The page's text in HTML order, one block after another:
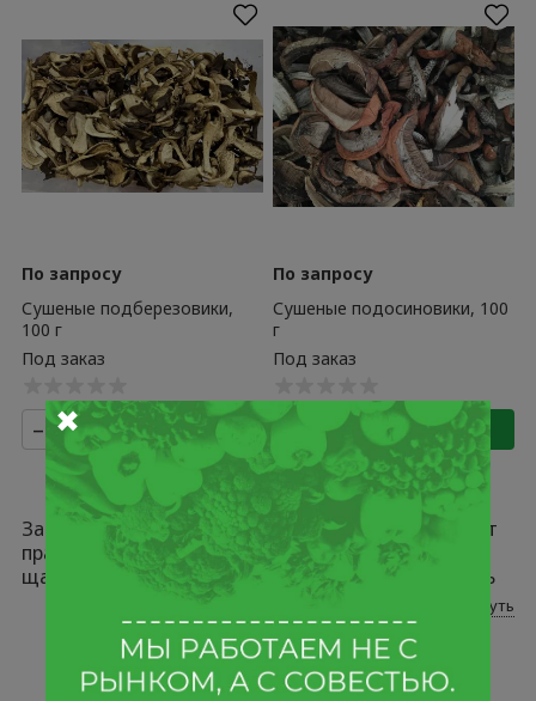
По запросу
Сушеные подберезовики,
100 г
– + +
По запросу
Сушеные подосиновики, 100
г
– +
Запах леса в закрытой банке — именно так пахнут
правильно высушенные белые грибы. Если сушка
щадящая, при температуре не выше 50 °C, мякоть
сохраняет умами и ароматические масла. Мы
привозим сушеные грибы из Алтая и северо-запада
России: целиковые, резаные, в рассыпь. Купить
сушеные грибы в Москве можно от 100 грамм — не
Развернуть
✖